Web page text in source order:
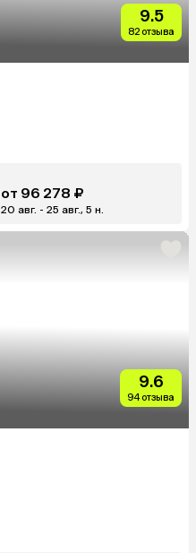
9.5
82 отзыва
от 96 278 ₽
20 авг. - 25 авг., 5 н.
9.6
94 отзыва